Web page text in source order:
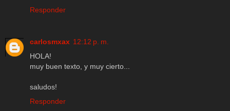
Responder
carlosmxax 12:12 p. m.
HOLA!
muy buen texto, y muy cierto...
saludos!
Responder